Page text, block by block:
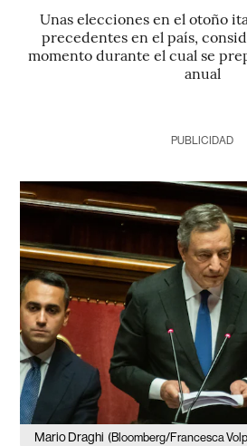
Unas elecciones en el otoño
precedentes en el país,
momento durante el cual se
anual
PUBLICIDAD
Mario Draghi (Bloomberg/Francesca